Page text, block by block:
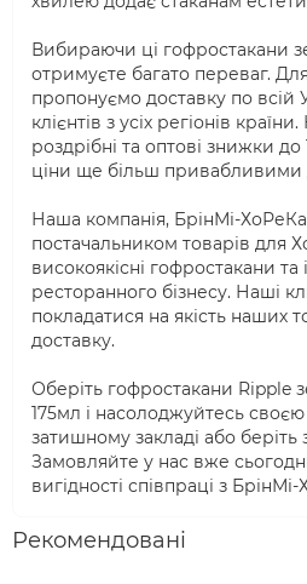
Вибираючи ці гофростакани
отримуєте багато переваг.
пропонуємо доставку по всій
клієнтів з усіх регіонів
роздрібні та оптові знижки
ціни ще більш привабливими
Наша компанія, БрінМі-
постачальником товарів для
високоякісні гофростакани
ресторанного бізнесу. Наші
покладатися на якість наших
доставку.
Оберіть гофростакани Ripple
175мл і насолоджуйтесь
затишному закладі або беріть
Замовляйте у нас вже
вигідності співпраці з
Рекомендовані